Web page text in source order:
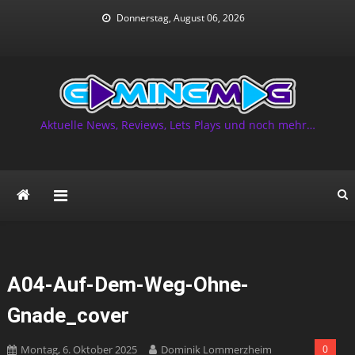
Donnerstag, August 06, 2026
Aktuelle News, Reviews, Lets Plays und noch mehr…
A04-Auf-Dem-Weg-Ohne-
Gnade_cover
Montag, 6. Oktober 2025 Dominik Lommerzheim 0